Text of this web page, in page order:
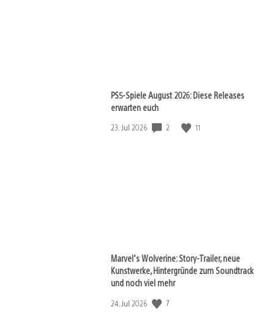
PS5-Spiele August 2026: Diese Releases
erwarten euch
Veröffentlichungsdatum:
23. Jul 2026 2 11
Marvel‘s Wolverine: Story-Trailer, neue
Kunstwerke, Hintergründe zum Soundtrack
und noch viel mehr
Veröffentlichungsdatum:
24. Jul 2026 7